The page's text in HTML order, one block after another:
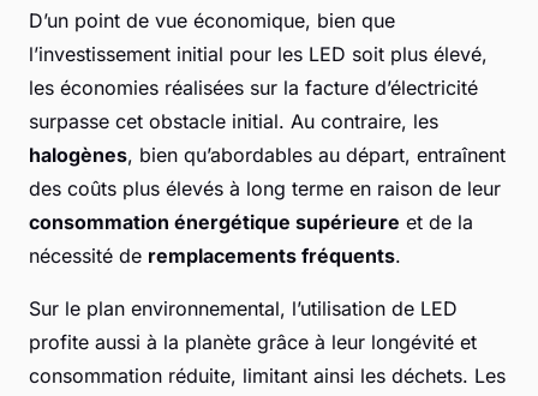
D’un point de vue économique, bien que
l’investissement initial pour les LED soit plus élevé,
les économies réalisées sur la facture d’électricité
surpasse cet obstacle initial. Au contraire, les
halogènes, bien qu’abordables au départ, entraînent
des coûts plus élevés à long terme en raison de leur
consommation énergétique supérieure et de la
nécessité de remplacements fréquents.
Sur le plan environnemental, l’utilisation de LED
profite aussi à la planète grâce à leur longévité et
consommation réduite, limitant ainsi les déchets. Les